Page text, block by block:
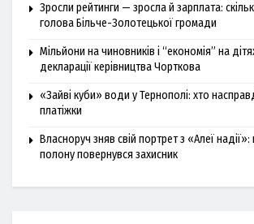
Зросли рейтинги — зросла й зарплата:
голова Більче-Золотецької громади
Мільйони на чиновників і “економія” на
декларації керівництва Чорткова
«Зайві куби» води у Тернополі: хто
платіжки
Власноруч зняв свій портрет з «Алеї
полону повернувся захисник